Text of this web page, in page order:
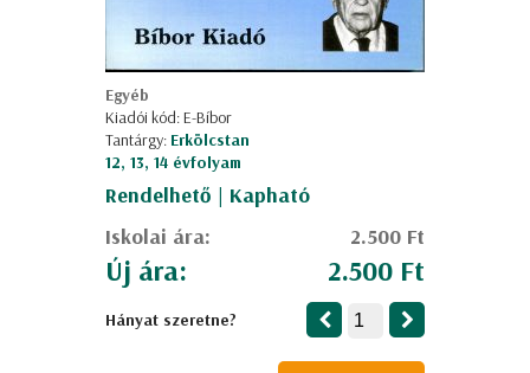
Egyéb
Kiadói kód: E-Bíbor
Tantárgy: Erkölcstan
12, 13, 14 évfolyam
Rendelhető | Kapható
Iskolai ára:
2.500 Ft
Új ára: 2.500 Ft
Hányat szeretne?